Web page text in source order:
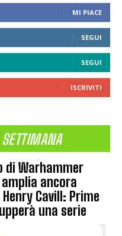
MI PIACE
SEGUI
SEGUI
ISCRIVITI
di Warhammer
ancora
Cavill: Prime
una serie